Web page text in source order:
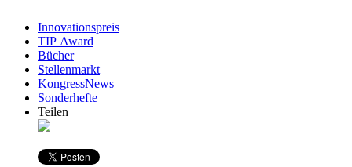
Innovationspreis
TIP Award
Bücher
Stellenmarkt
KongressNews
Sonderhefte
Teilen